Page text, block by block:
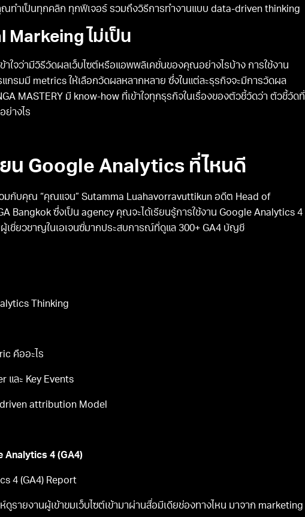
ณทำเป็นทุกคลิก ทุกฟีเจอร์ รวมถึงวิธีการทำงานแบบ data-driven thinking
ไม่เป็น
ใจว่ามีวิธีวัดผลเว็บไซต์หรือแอพพลิเคชั่นของคุณอย่างไรบ้าง การใช้งาน
แกรมมี metrics ให้เลือกวัดผลหลากหลาย ซึ่งในแต่ละธุรกิจจะมีการวัดผล
MASTERY มี know-how ที่เข้าใจทุกธุรกิจในเรื่องของตัวชี้วัดว่า ตัวชี้วัดที่
ย่างไร
น Google Analytics ที่ไหนดี
มกับคุณ “คุณแจน” Sutamma Luahavorravuttikun อดีต Head of
Bangkok ซึ่งเป็น agency คุณจะได้เรียนรู้การใช้งาน Google Analytics 4
เชี่ยวชาญในเอเจนซี่มากประสบการณ์ที่ดูแล 300+ GA4 บัญชี
Thinking
คืออะไร
ละ Key Events
attribution Model
Analytics 4 (GA4)
4 (GA4) Report
ายงานผู้เข้าขมเว็บไซต์เข้ามาผ่านสื่อมีเดียช่องทางไหน มาจาก marketing